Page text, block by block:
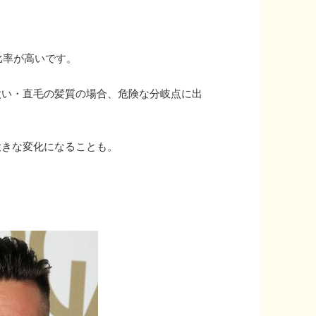
が高いです。
・直毛の髪質の場合、危険な分岐点に出
な変化になることも。